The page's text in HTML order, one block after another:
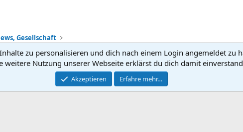
Gesellschaft
Kontakt
Community platform by XenForo ® © 2010-2026 XenForo Ltd.
zu personalisieren und dich nach einem Login angemeldet zu
weitere Nutzung unserer Webseite erklärst du dich damit
Akzeptieren Erfahre mehr…